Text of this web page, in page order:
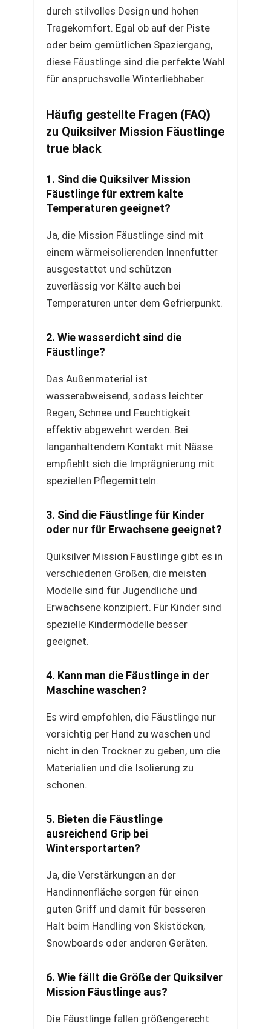
durch stilvolles Design und hohen
Tragekomfort. Egal ob auf der Piste
oder beim gemütlichen Spaziergang,
diese Fäustlinge sind die perfekte Wahl
für anspruchsvolle Winterliebhaber.
Häufig gestellte Fragen (FAQ)
zu Quiksilver Mission Fäustlinge
true black
1. Sind die Quiksilver Mission
Fäustlinge für extrem kalte
Temperaturen geeignet?
Ja, die Mission Fäustlinge sind mit
einem wärmeisolierenden Innenfutter
ausgestattet und schützen
zuverlässig vor Kälte auch bei
Temperaturen unter dem Gefrierpunkt.
2. Wie wasserdicht sind die
Fäustlinge?
Das Außenmaterial ist
wasserabweisend, sodass leichter
Regen, Schnee und Feuchtigkeit
effektiv abgewehrt werden. Bei
langanhaltendem Kontakt mit Nässe
empfiehlt sich die Imprägnierung mit
speziellen Pflegemitteln.
3. Sind die Fäustlinge für Kinder
oder nur für Erwachsene geeignet?
Quiksilver Mission Fäustlinge gibt es in
verschiedenen Größen, die meisten
Modelle sind für Jugendliche und
Erwachsene konzipiert. Für Kinder sind
spezielle Kindermodelle besser
geeignet.
4. Kann man die Fäustlinge in der
Maschine waschen?
Es wird empfohlen, die Fäustlinge nur
vorsichtig per Hand zu waschen und
nicht in den Trockner zu geben, um die
Materialien und die Isolierung zu
schonen.
5. Bieten die Fäustlinge
ausreichend Grip bei
Wintersportarten?
Ja, die Verstärkungen an der
Handinnenfläche sorgen für einen
guten Griff und damit für besseren
Halt beim Handling von Skistöcken,
Snowboards oder anderen Geräten.
6. Wie fällt die Größe der Quiksilver
Mission Fäustlinge aus?
Die Fäustlinge fallen größengerecht